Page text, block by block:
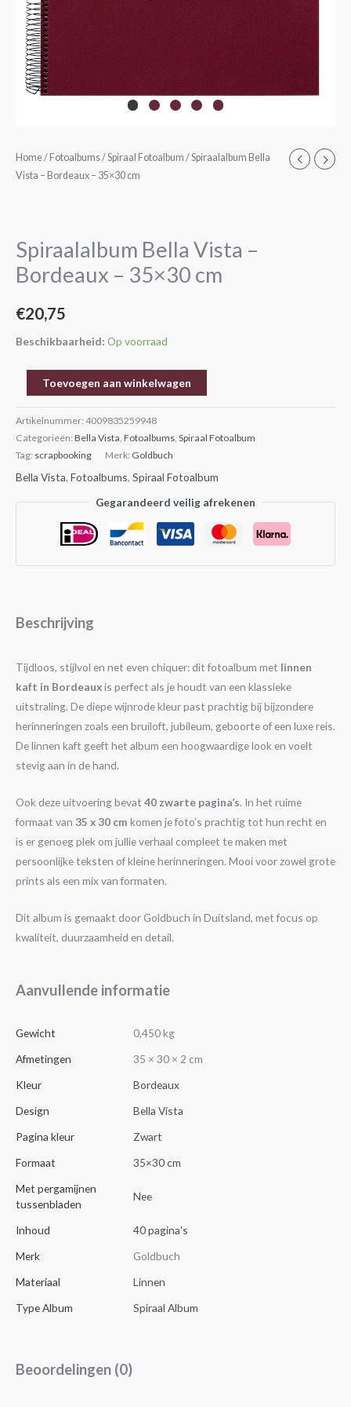
Home/ Fotoalbums/Spiraal Fotoalbum / Spiraalalbum Bella
Vista – Bordeaux – 35×30 cm
Spiraalalbum Bella Vista –
Bordeaux – 35×30 cm
€20,75
Beschikbaarheid: Op voorraad
Spiraalalbum
Bella
-
35x30
aantal
Toevoegen aan winkelwagen
Artikelnummer: 4009835259948
Categorieën: Bella Vista Fotoalbums Spiraal Fotoalbum
Tag: scrapbooking Merk: Goldbuch
Bella Vista, Fotoalbums, Spiraal Fotoalbum
Gegarandeerd veilig afrekenen
Beschrijving
Tijdloos, stijlvol en net even chiquer: dit fotoalbum met linnen
kaft in Bordeauxis perfect als je houdt van een klassieke
uitstraling. De diepe wijnrode kleur past prachtig bij bijzondere
herinneringen zoals een bruiloft, jubileum, geboorte of een luxe reis.
De linnen kaft geeft het album een hoogwaardige look en voelt
stevig aan in de hand.
Ook deze uitvoering bevat 40 zwarte pagina’s. In het ruime
formaat van 35 x 30 cm komen je foto’s prachtig tot hun recht en
is er genoeg plek om jullie verhaal compleet te maken met
persoonlijke teksten of kleine herinneringen. Mooi voor zowel grote
prints als een mix van formaten.
Dit album is gemaakt door Goldbuch in Duitsland, met focus op
kwaliteit, duurzaamheid en detail.
Aanvullende informatie
Gewicht
0,450 kg
Afmetingen
35 × 30 × 2 cm
Kleur
Bordeaux
Design
Bella Vista
Pagina kleur
Zwart
Formaat
35×30 cm
Met pergamijnen
tussenbladen
Nee
Inhoud
40 pagina's
Merk
Goldbuch
Materiaal
Linnen
Type Album
Spiraal Album
Beoordelingen (0)